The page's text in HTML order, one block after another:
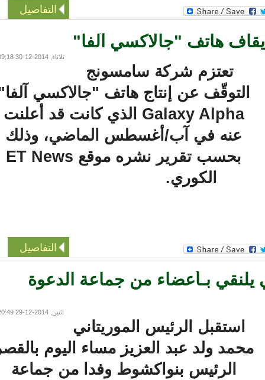
التفاصيل
هاتف "جالاكسي آلفا"
ثلاثاء, 2014-12-30 09:18
تعتزم شركة سامسونج
التوقّف عن إنتاج هاتف "جالاكسي آلفا"
Galaxy Alpha الذي كانت قد أعلنت
عنه في آب/أغسطس الماضي، وذلك
بحسب تقرير نشره موقع ET News
الكوري.
التفاصيل
بـأعضاء من جماعة الدعوة
اثنين, 2014-12-29 20:49
استقبل الرئيس الموريتاني
ولد عبد العزيز مساء اليوم بالقصر
الرئيس بنواكشوط وفدا من جماعة